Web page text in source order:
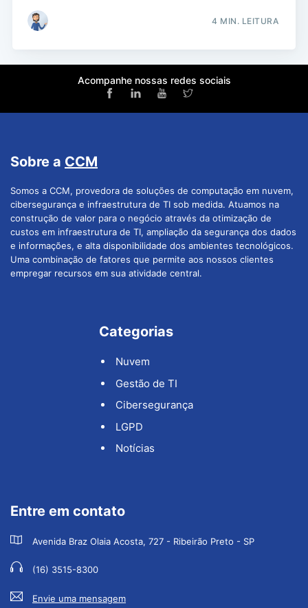
4 MIN. LEITURA
Acompanhe nossas redes sociais
Sobre a CCM
Somos a CCM, provedora de soluções de computação em nuvem,
cibersegurança e infraestrutura de TI sob medida. Atuamos na
construção de valor para o negócio através da otimização de
custos em infraestrutura de TI, ampliação da segurança dos dados
e informações, e alta disponibilidade dos ambientes tecnológicos.
Uma combinação de fatores que permite aos nossos clientes
empregar recursos em sua atividade central.
Categorias
Nuvem
Gestão de TI
Cibersegurança
LGPD
Notícias
Entre em contato
Avenida Braz Olaia Acosta, 727 - Ribeirão Preto - SP
(16) 3515-8300
Envie uma mensagem